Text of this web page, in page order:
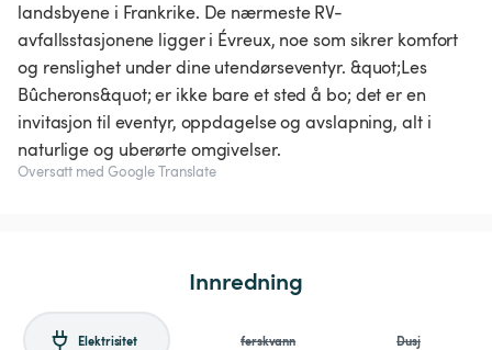
landsbyene i Frankrike. De nærmeste RV-
avfallsstasjonene ligger i Évreux, noe som sikrer komfort
og renslighet under dine utendørseventyr. &quot;Les
Bûcherons&quot; er ikke bare et sted å bo; det er en
invitasjon til eventyr, oppdagelse og avslapning, alt i
naturlige og uberørte omgivelser.
Oversatt med Google Translate
Innredning
Elektrisitet ferskvann Dusj